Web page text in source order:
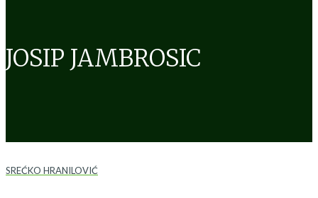
JOSIP JAMBROSIC
SREĆKO HRANILOVIĆ